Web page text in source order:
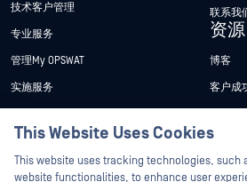
技术客户管理
专业服务
管理My OPSWAT
实施服务
技术文档
培训
联系我
资源
博客
客户成
新闻报道
活动
This Website Uses Cookies
This website uses tracking technologies, such
website functionalities, to enhance user
Hey there!
I'm Ozzy, your